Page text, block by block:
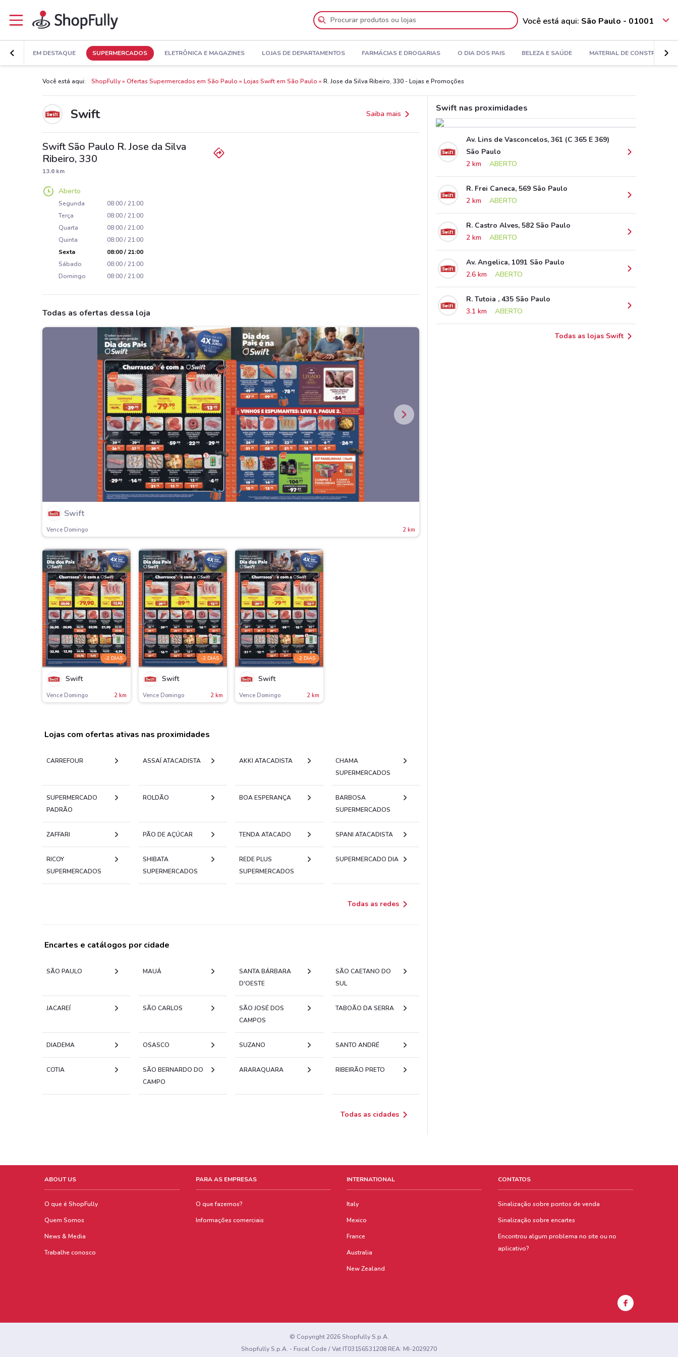
Você está aqui: São Paulo - 01001
EM DESTAQUE SUPERMERCADOS ELETRÔNICA E MAGAZINES LOJAS DE DEPARTAMENTOS FARMÁCIAS E DROGARIAS O DIA DOS PAIS BELEZA E SAÚDE MATERIAL DE CONSTRUÇÃO
Você está aqui: ShopFully Ofertas Supermercados em São Paulo Lojas Swift em São Paulo R. Jose da Silva Ribeiro, 330 - Lojas e Promoções
Swift Saiba mais
Swift São Paulo R. Jose da Silva
Ribeiro, 330
13.6 km
Aberto
Segunda
08:00 / 21:00
Terça
08:00 / 21:00
Quarta
08:00 / 21:00
Quinta
08:00 / 21:00
Sexta
08:00 / 21:00
Sábado
08:00 / 21:00
Domingo
08:00 / 21:00
Todas as ofertas dessa loja
Swift
Vence Domingo 2 km
-2 DIAS
Swift
Vence Domingo 2 km
-2 DIAS
Swift
Vence Domingo 2 km
-2 DIAS
Swift
Vence Domingo 2 km
Swift nas proximidades
Av. Lins de Vasconcelos, 361 (C 365 E 369)
São Paulo
2 km
ABERTO
R. Frei Caneca, 569 São Paulo
2 km
ABERTO
R. Castro Alves, 582 São Paulo
2 km
ABERTO
Av. Angelica, 1091 São Paulo
2.6 km
ABERTO
R. Tutoia , 435 São Paulo
3.1 km
ABERTO
Todas as lojas Swift
Lojas com ofertas ativas nas proximidades
CARREFOUR ASSAÍ ATACADISTA AKKI ATACADISTA
CHAMA
SUPERMERCADOS
SUPERMERCADO
PADRÃO
ROLDÃO BOA ESPERANÇA
BARBOSA
SUPERMERCADOS
ZAFFARI PÃO DE AÇÚCAR TENDA ATACADO SPANI ATACADISTA
RICOY
SUPERMERCADOS
SHIBATA
SUPERMERCADOS
REDE PLUS
SUPERMERCADOS
SUPERMERCADO DIA
Todas as redes
Encartes e catálogos por cidade
SÃO PAULO MAUÁ
SANTA BÁRBARA
D'OESTE
SÃO CAETANO DO
SUL
JACAREÍ SÃO CARLOS
SÃO JOSÉ DOS
CAMPOS
TABOÃO DA SERRA
DIADEMA OSASCO SUZANO SANTO ANDRÉ
COTIA
SÃO BERNARDO DO
CAMPO
ARARAQUARA RIBEIRÃO PRETO
Todas as cidades
ABOUT US
O que é ShopFully
Quem Somos
News & Media
Trabalhe conosco
PARA AS EMPRESAS
O que fazemos?
Informações comerciais
INTERNATIONAL
Italy
Mexico
France
Australia
New Zealand
CONTATOS
Sinalização sobre pontos de venda
Sinalização sobre encartes
Encontrou algum problema no site ou no
aplicativo?
© Copyright 2026 Shopfully S.p.A.
Shopfully S.p.A. - Fiscal Code / Vat IT03156531208 REA: MI-2029270